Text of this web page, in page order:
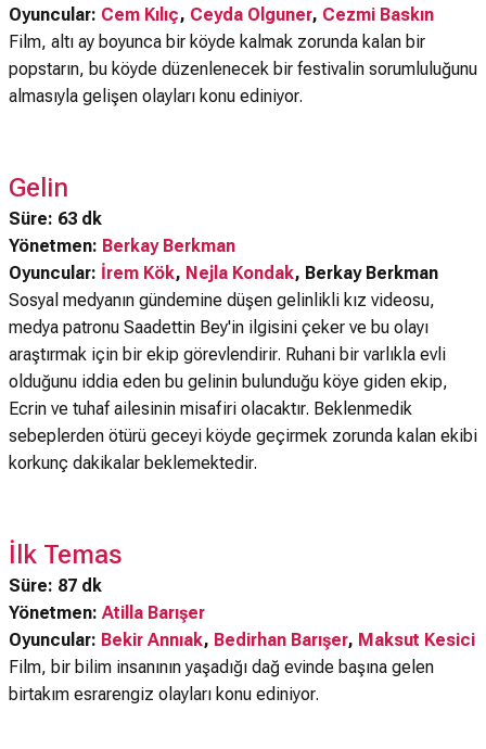
Oyuncular: Cem Kılıç, Ceyda Olguner, Cezmi Baskın
Film, altı ay boyunca bir köyde kalmak zorunda kalan bir
popstarın, bu köyde düzenlenecek bir festivalin sorumluluğunu
almasıyla gelişen olayları konu ediniyor.
Gelin
Süre: 63 dk
Yönetmen: Berkay Berkman
Oyuncular: İrem Kök, Nejla Kondak, Berkay Berkman
Sosyal medyanın gündemine düşen gelinlikli kız videosu,
medya patronu Saadettin Bey'in ilgisini çeker ve bu olayı
araştırmak için bir ekip görevlendirir. Ruhani bir varlıkla evli
olduğunu iddia eden bu gelinin bulunduğu köye giden ekip,
Ecrin ve tuhaf ailesinin misafiri olacaktır. Beklenmedik
sebeplerden ötürü geceyi köyde geçirmek zorunda kalan ekibi
korkunç dakikalar beklemektedir.
İlk Temas
Süre: 87 dk
Yönetmen: Atilla Barışer
Oyuncular: Bekir Annıak, Bedirhan Barışer, Maksut Kesici
Film, bir bilim insanının yaşadığı dağ evinde başına gelen
birtakım esrarengiz olayları konu ediniyor.